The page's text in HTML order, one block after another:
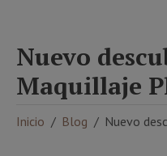
Nuevo
Maquillaje
Inicio Blog Nuevo